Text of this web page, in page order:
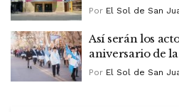
Por El Sol de San
Así serán los
aniversario de
Por El Sol de San